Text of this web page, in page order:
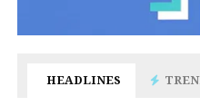
HEADLINES